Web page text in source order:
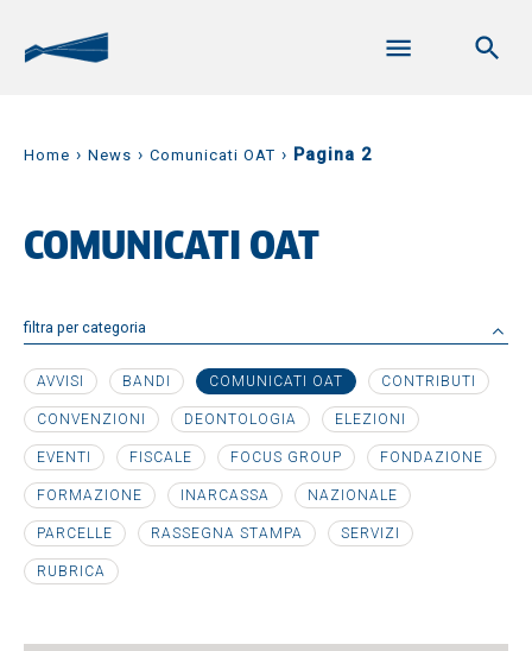
Home › News › Comunicati OAT › Pagina 2
COMUNICATI OAT
filtra per categoria
AVVISI BANDI COMUNICATI OAT CONTRIBUTI
CONVENZIONI DEONTOLOGIA ELEZIONI
EVENTI FISCALE FOCUS GROUP FONDAZIONE
FORMAZIONE INARCASSA NAZIONALE
PARCELLE RASSEGNA STAMPA SERVIZI
RUBRICA